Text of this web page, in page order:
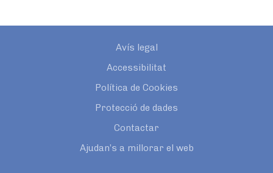
Avís legal
Accessibilitat
Política de Cookies
Protecció de dades
Contactar
Ajudan’s a millorar el web